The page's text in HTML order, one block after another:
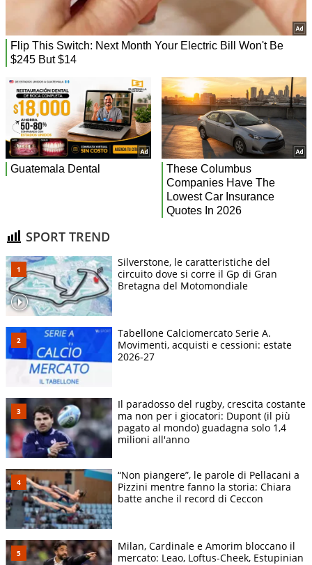
SPORT TREND
Silverstone, le caratteristiche del
circuito dove si corre il Gp di Gran
Bretagna del Motomondiale
Tabellone Calciomercato Serie A.
Movimenti, acquisti e cessioni: estate
2026-27
Il paradosso del rugby, crescita costante
ma non per i giocatori: Dupont (il più
pagato al mondo) guadagna solo 1,4
milioni all'anno
“Non piangere”, le parole di Pellacani a
Pizzini mentre fanno la storia: Chiara
batte anche il record di Ceccon
Milan, Cardinale e Amorim bloccano il
mercato: Leao, Loftus-Cheek, Estupinian